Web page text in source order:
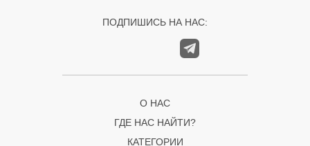
ПОДПИШИСЬ НА НАС:
О НАС
ГДЕ НАС НАЙТИ?
КАТЕГОРИИ